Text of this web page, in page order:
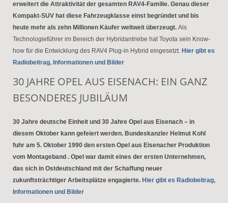
erweitert die Attraktivität der gesamten RAV4-Familie. Genau dieser
Kompakt-SUV hat diese Fahrzeugklasse einst begründet und bis
heute mehr als zehn Millionen Käufer weltweit überzeugt. Als
Technologieführer im Bereich der Hybridantriebe hat Toyota sein Know-
how für die Entwicklung des RAV4 Plug-in Hybrid eingesetzt. Hier gibt es
Radiobeitrag, Informationen und Bilder
30 JAHRE OPEL AUS EISENACH: EIN GANZ
BESONDERES JUBILÄUM
30 Jahre deutsche Einheit und 30 Jahre Opel aus Eisenach – in
diesem Oktober kann gefeiert werden. Bundeskanzler Helmut Kohl
fuhr am 5. Oktober 1990 den ersten Opel aus Eisenacher Produktion
vom Montageband . Opel war damit eines der ersten Unternehmen,
das sich in Ostdeutschland mit der Schaffung neuer
zukunftsträchtiger Arbeitsplätze engagierte. Hier gibt es Radiobeitrag,
Informationen und Bilder